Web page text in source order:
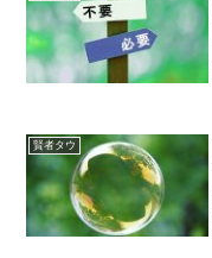
賢者タウ